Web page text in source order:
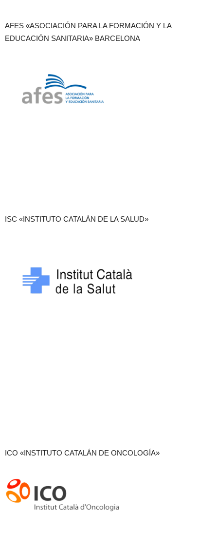
AFES «ASOCIACIÓN PARA LA FORMACIÓN Y LA
EDUCACIÓN SANITARIA» BARCELONA
ISC «INSTITUTO CATALÁN DE LA SALUD»
ICO «INSTITUTO CATALÁN DE ONCOLOGÍA»